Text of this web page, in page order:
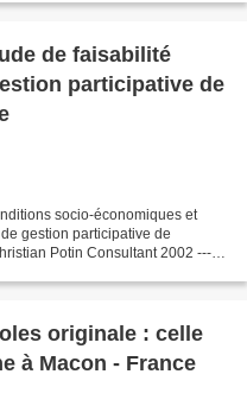
de faisabilité
participative de
socio-économiques et
gestion participative de
Potin Consultant 2002 ------
originale : celle
à Macon - France